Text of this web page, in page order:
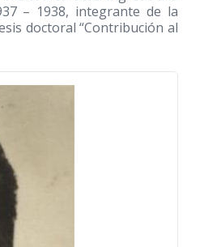
– 1938, integrante de la
doctoral “Contribución al